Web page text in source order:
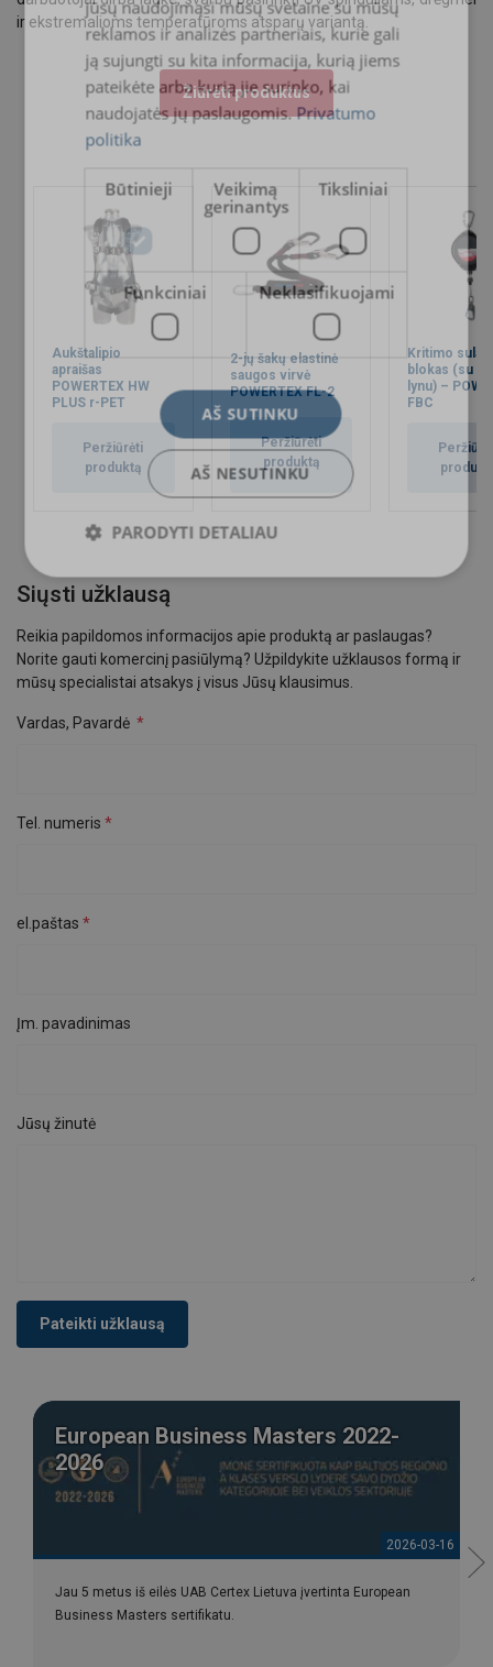
ir ekstremalioms temperatūroms atsparų variantą.
Žiūrėti produktus
Aukštalipio
apraišas
POWERTEX HW
PLUS r-PET
Peržiūrėti
produktą
2-jų šakų elastinė
saugos virvė
POWERTEX FL-2
Peržiūrėti
produktą
Kritimo
blokas (su
lynu) –
FBC
Siųsti užklausą
Reikia papildomos informacijos apie produktą ar paslaugas?
Norite gauti komercinį pasiūlymą? Užpildykite užklausos formą ir
mūsų specialistai atsakys į visus Jūsų klausimus.
Vardas, Pavardė
Tel. numeris
el.paštas
Įm. pavadinimas
Jūsų žinutė
Pateikti užklausą
European Business Masters 2022-
2026
2026-03-16
Jau 5 metus iš eilės UAB Certex Lietuva įvertinta European
Business Masters sertifikatu.
jūsų naudojimąsi mūsų svetaine su mūsų
reklamos ir analizės partneriais, kurie gali
ją sujungti su kita informacija, kurią jiems
pateikėte arba kurią jie surinko, kai
naudojatės jų paslaugomis. Privatumo
politika
Būtinieji
Veikimą
gerinantys
Tiksliniai
Funkciniai Neklasifikuojami
AŠ SUTINKU
AŠ NESUTINKU
PARODYTI DETALIAU